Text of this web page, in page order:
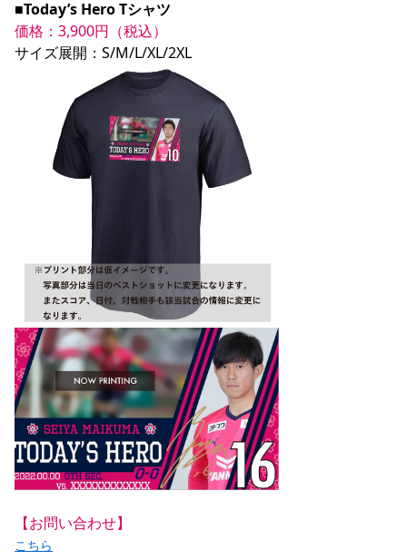
■Today’s Hero Tシャツ
価格：3,900円（税込）
【お問い合わせ】
こちら